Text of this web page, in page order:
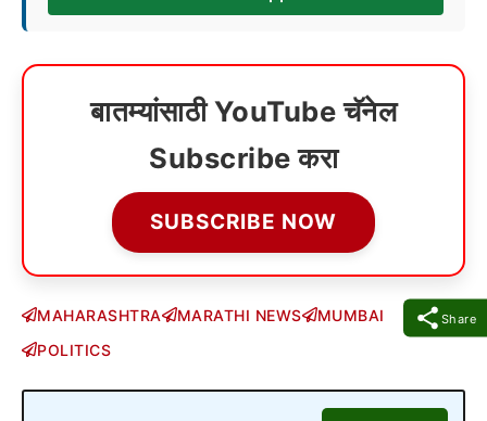
Share
बातम्यांसाठी YouTube चॅनेल
Subscribe करा
SUBSCRIBE NOW
MAHARASHTRA MARATHI NEWS
MUMBAI
POLITICS